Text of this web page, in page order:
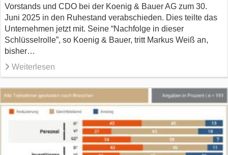
Vorstands und CDO bei der Koenig & Bauer AG zum 30.
Juni 2025 in den Ruhestand verabschieden. Dies teilte das
Unternehmen jetzt mit. Seine “Nachfolge in dieser
Schlüsselrolle”, so Koenig & Bauer, tritt Markus Weiß an,
bisher…
Weiterlesen